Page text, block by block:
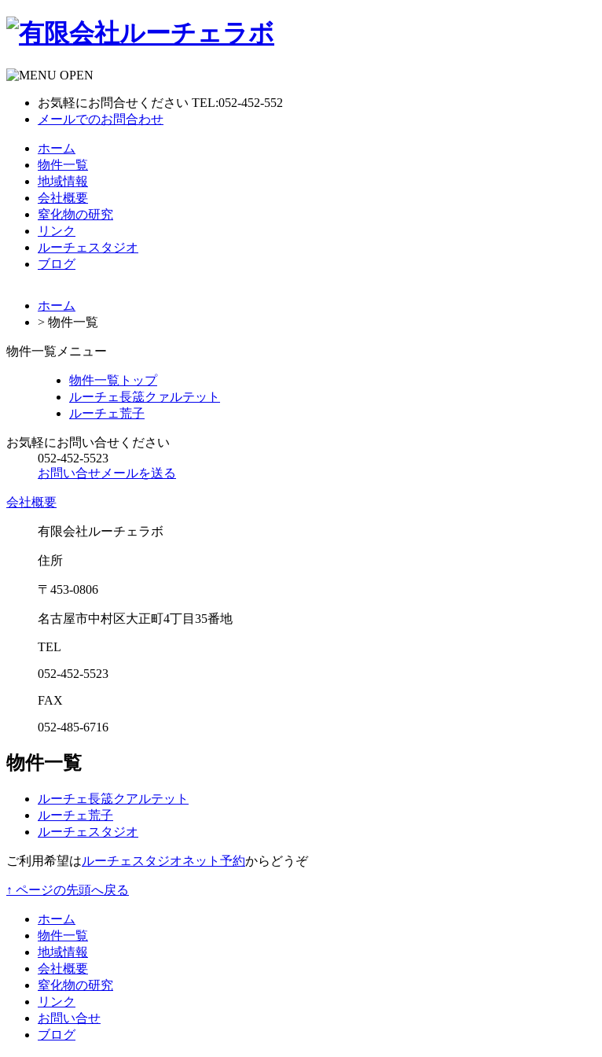
お気軽にお問合せください TEL:052-452-552
メールでのお問合わせ
ホーム
物件一覧
地域情報
会社概要
窒化物の研究
リンク
ルーチェスタジオ
ブログ
ホーム
> 物件一覧
物件一覧メニュー
物件一覧トップ
ルーチェ長筬クァルテット
ルーチェ荒子
お気軽にお問い合せください
052-452-5523
お問い合せメールを送る
会社概要
有限会社ルーチェラボ
住所
〒453-0806
名古屋市中村区大正町4丁目35番地
TEL
052-452-5523
FAX
052-485-6716
物件一覧
ルーチェ長筬クアルテット
ルーチェ荒子
ルーチェスタジオ
ご利用希望はルーチェスタジオネット予約からどうぞ
↑ ページの先頭へ戻る
ホーム
物件一覧
地域情報
会社概要
窒化物の研究
リンク
お問い合せ
ブログ